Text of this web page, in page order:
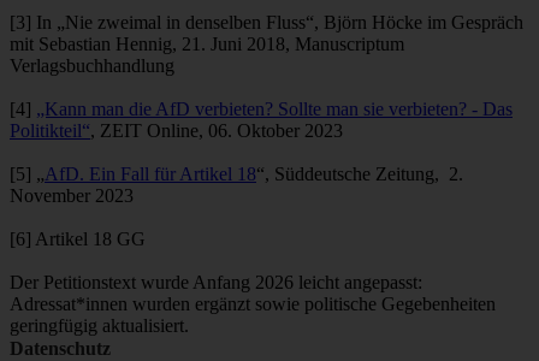
[3] In „Nie zweimal in denselben Fluss“, Björn Höcke im Gespräch
mit Sebastian Hennig, 21. Juni 2018, Manuscriptum
Verlagsbuchhandlung
[4] „Kann man die AfD verbieten? Sollte man sie verbieten? - Das
Politikteil“, ZEIT Online, 06. Oktober 2023
[5] „AfD. Ein Fall für Artikel 18“, Süddeutsche Zeitung, 2.
November 2023
[6] Artikel 18 GG
Der Petitionstext wurde Anfang 2026 leicht angepasst:
Adressat*innen wurden ergänzt sowie politische Gegebenheiten
geringfügig aktualisiert.
Datenschutz